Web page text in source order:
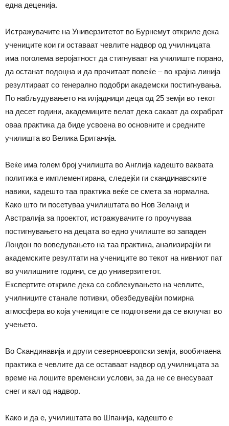
една деценија.
Истражувачите на Универзитетот во Бурнемут откриле дека
учениците кои ги оставаат чевлите надвор од училницата
има поголема веројатност да стигнуваат на училиште порано,
да останат подоцна и да прочитаат повеќе – во крајна линија
резултираат со генерално подобри академски постигнувања.
По набљудувањето на илјадници деца од 25 земји во текот
на десет години, академиците велат дека сакаат да охрабрат
оваа практика да биде усвоена во основните и средните
училишта во Велика Британија.
Веќе има голем број училишта во Англија кадешто ваквата
политика е имплементирана, следејќи ги скандинавските
навики, кадешто таа практика веќе се смета за нормална.
Како што ги посетуваа училиштата во Нов Зеланд и
Австралија за проектот, истражувачите го проучуваа
постигнувањето на децата во едно училиште во западен
Лондон по воведувањето на таа практика, анализирајќи ги
академските резултати на учениците во текот на нивниот пат
во училишните години, се до универзитетот.
Експертите откриле дека со соблекувањето на чевлите,
училниците станале потивки, обезбедувајќи помирна
атмосфера во која учениците се подготвени да се вклучат во
учењето.
Во Скандинавија и други северноевропски земји, вообичаена
практика е чевлите да се оставаат надвор од училницата за
време на лошите временски услови, за да не се внесуваат
снег и кал од надвор.
Како и да е, училиштата во Шпанија, кадешто е